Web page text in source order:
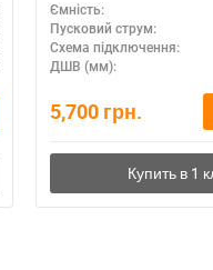
Ємність:
Пусковий струм:
Схема підключення:
ДШВ (мм):
5,700 грн.